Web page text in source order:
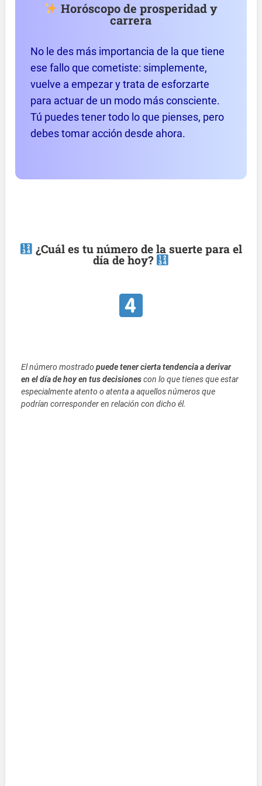
Horóscopo de prosperidad y
carrera
No le des más importancia de la que tiene
ese fallo que cometiste: simplemente,
vuelve a empezar y trata de esforzarte
para actuar de un modo más consciente.
Tú puedes tener todo lo que pienses, pero
debes tomar acción desde ahora.
¿Cuál es tu número de la suerte para el
día de hoy?
El número mostradopuede tener cierta tendencia a derivar
en el día de hoy en tus decisionescon lo que tienes que estar
especialmente atento o atenta a aquellos números que
podrían corresponder en relación con dicho él.